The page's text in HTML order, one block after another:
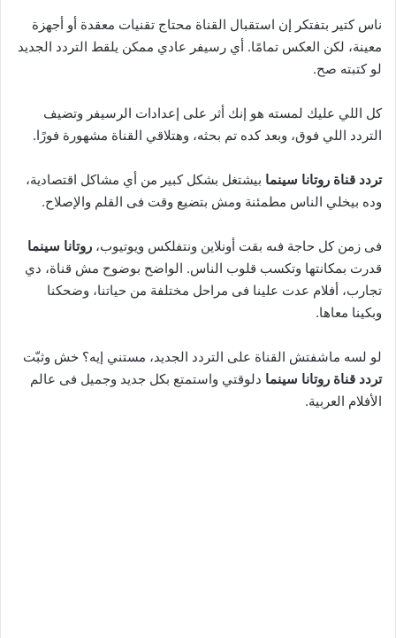
ناس كتير بتفتكر إن استقبال القناة محتاج تقنيات معقدة أو أجهزة
معينة، لكن العكس تمامًا. أي رسيفر عادي ممكن يلقط التردد الجديد
لو كتبته صح.
كل اللي عليك لمسته هو إنك أثر على إعدادات الرسيفر وتضيف
التردد اللي فوق، وبعد كده تم بحثه، وهتلاقي القناة مشهورة فورًا.
تردد قناة روتانا سينما بيشتغل بشكل كبير من أي مشاكل اقتصادية،
وده بيخلي الناس مطمئنة ومش بتضيع وقت فى القلم والإصلاح.
فى زمن كل حاجة فىه بقت أونلاين ونتفلكس ويوتيوب، روتانا سينما
قدرت بمكانتها وتكسب قلوب الناس. الواضح بوضوح مش قناة، دي
تجارب، أفلام عدت علينا فى مراحل مختلفة من حياتنا، وضحكنا
وبكينا معاها.
لو لسه ماشفتش القناة على التردد الجديد، مستني إيه؟ خش وثبّت
تردد قناة روتانا سينما دلوقتي واستمتع بكل جديد وجميل فى عالم
الأفلام العربية.